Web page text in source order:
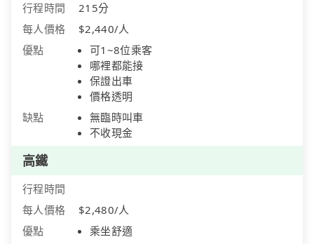
行程時間
215分
每人價格
$2,440/人
優點
可1~8位乘客
哪裡都能接
保證出車
價格透明
缺點
無臨時叫車
不收現金
高鐵
行程時間
每人價格
$2,480/人
優點
乘坐舒適